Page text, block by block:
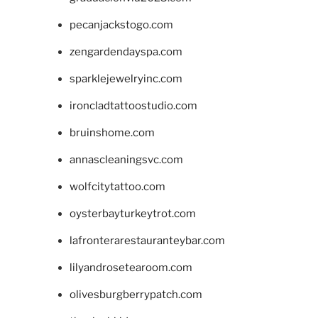
pecanjackstogo.com
zengardendayspa.com
sparklejewelryinc.com
ironcladtattoostudio.com
bruinshome.com
annascleaningsvc.com
wolfcitytattoo.com
oysterbayturkeytrot.com
lafronterarestauranteybar.com
lilyandrosetearoom.com
olivesburgberrypatch.com